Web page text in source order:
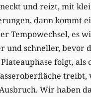
und reizt, mit
dann kommt
Tempowechsel, es
und schneller, bevor
folgt, als
treibt,
Wir haben